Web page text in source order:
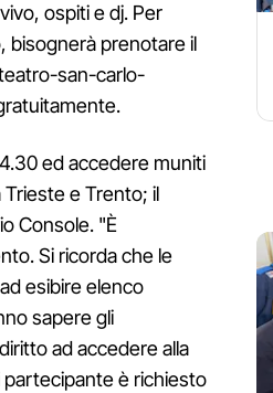
ospiti e dj. Per
bisognerà prenotare il
san-carlo-
ed accedere muniti
Trieste e Trento; il
Console. "È
Si ricorda che le
esibire elenco
sapere gli
ad accedere alla
partecipante è richiesto